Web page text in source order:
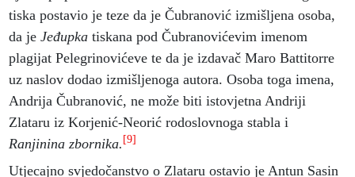
tiska postavio je teze da je Čubranović izmišljena osoba,
da je Jeđupkatiskana pod Čubranovićevim imenom
plagijat Pelegrinovićeve te da je izdavač Maro Battitorre
uz naslov dodao izmišljenoga autora. Osoba toga imena,
Andrija Čubranović, ne može biti istovjetna Andriji
Zlataru iz Korjenić-Neorić rodoslovnoga stabla i
Ranjinina zbornika. [9]
Utjecajno svjedočanstvo o Zlataru ostavio je Antun Sasin